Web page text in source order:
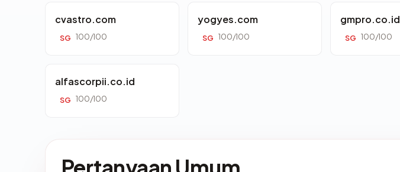
cvastro.com
SG 100/100
yogyes.com
SG 100/100
gmpro.co.id
SG 100/100
alfascorpii.co.id
SG 100/100
Pertanyaan Umum